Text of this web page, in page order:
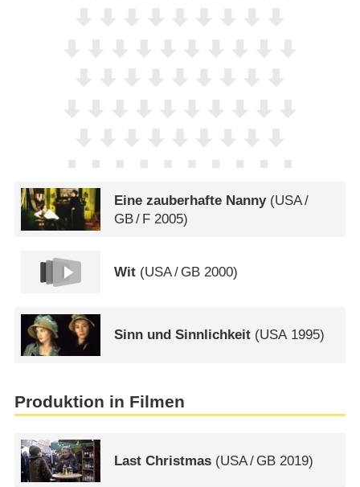
Eine zauberhafte Nanny(USA/
GB/ F 2005)
Wit (USA/ GB 2000)
Sinn und Sinnlichkeit (USA1995)
Produktion in Filmen
Last Christmas (USA/ GB 2019)